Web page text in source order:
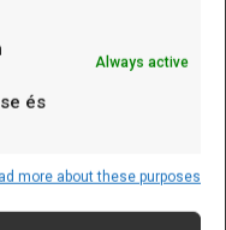
és
Always active
more about these purposes
és idén is
március 28.